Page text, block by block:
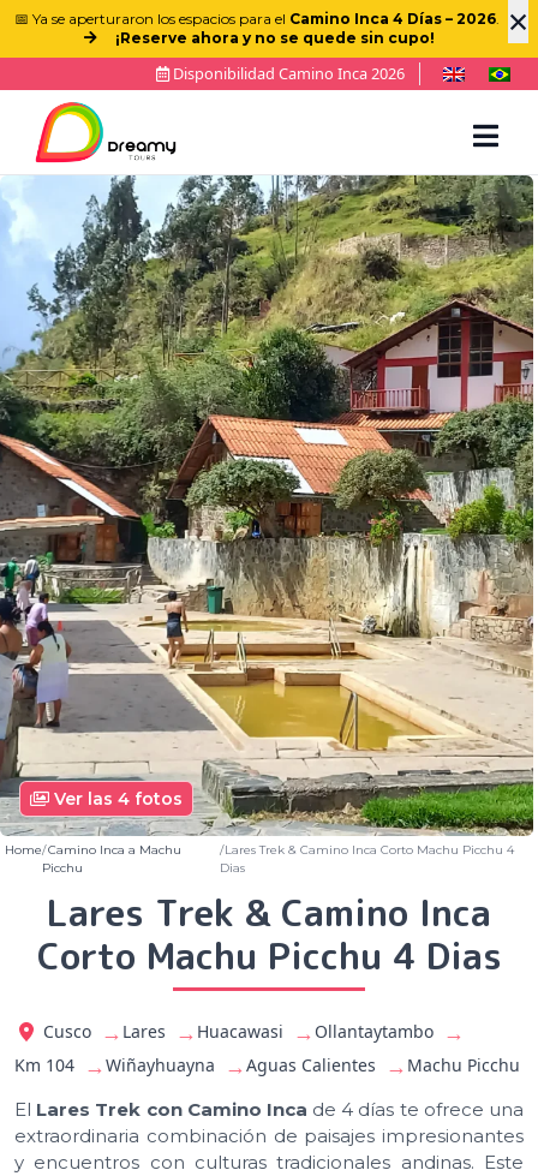
×
📅 Ya se aperturaron los espacios para el Camino Inca 4 Días – 2026.
¡Reserve ahora y no se quede sin cupo!
Disponibilidad Camino Inca 2026
Ver las 4 fotos
Home Camino Inca a Machu
Picchu
Lares Trek & Camino Inca Corto Machu Picchu 4
Dias
Lares Trek & Camino Inca
Corto Machu Picchu 4 Dias
Cusco → Lares → Huacawasi → Ollantaytambo →
Km 104 →Wiñayhuayna →Aguas Calientes → Machu Picchu
El Lares Trek con Camino Inca de 4 días te ofrece una
extraordinaria combinación de paisajes impresionantes
y encuentros con culturas tradicionales andinas. Este